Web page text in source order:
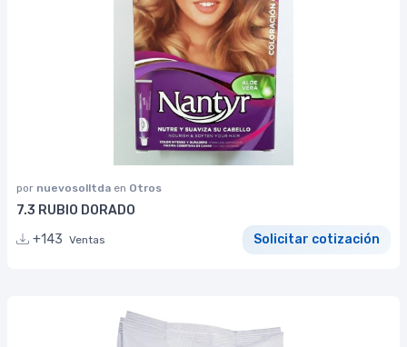
por nuevosolltda en Otros
7.3 RUBIO DORADO
+143 Ventas Solicitar cotización